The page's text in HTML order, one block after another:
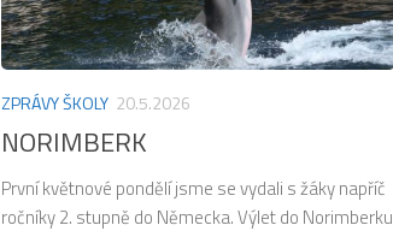
ZPRÁVY ŠKOLY 20.5.2026
NORIMBERK
První květnové pondělí jsme se vydali s žáky napříč
ročníky 2. stupně do Německa. Výlet do Norimberku